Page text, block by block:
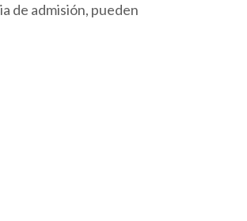
de admisión, pueden